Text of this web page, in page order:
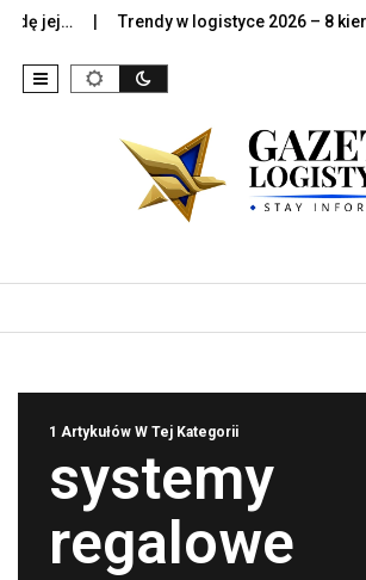
jej… Trendy w logistyce 2026 – 8
1 Artykułów W Tej Kategorii
systemy
regalowe